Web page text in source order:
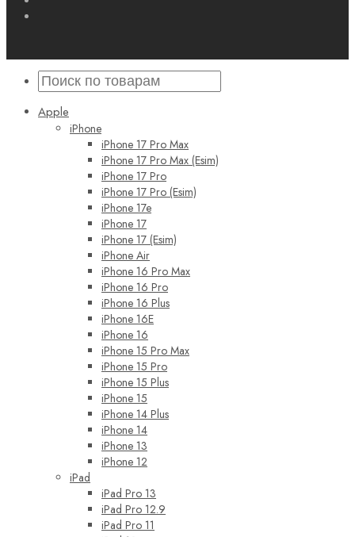
Apple
iPhone
iPhone 17 Pro Max
iPhone 17 Pro Max (Esim)
iPhone 17 Pro
iPhone 17 Pro (Esim)
iPhone 17e
iPhone 17
iPhone 17 (Esim)
iPhone Air
iPhone 16 Pro Max
iPhone 16 Pro
iPhone 16 Plus
iPhone 16E
iPhone 16
iPhone 15 Pro Max
iPhone 15 Pro
iPhone 15 Plus
iPhone 15
iPhone 14 Plus
iPhone 14
iPhone 13
iPhone 12
iPad
iPad Pro 13
iPad Pro 12.9
iPad Pro 11